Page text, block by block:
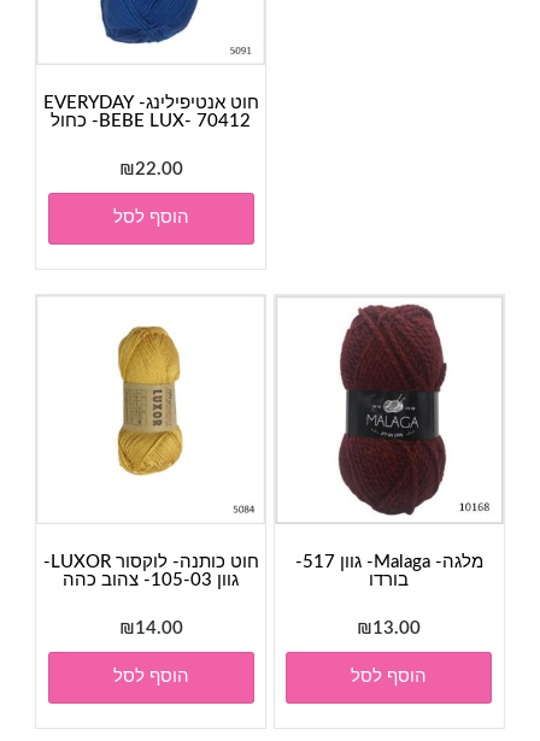
חוט אנטיפילינג- EVERYDAY
BEBE LUX- 70412- כחול
₪22.00
הוסף לסל
חוט כותנה- לוקסור LUXOR-
גוון 105-03- צהוב כהה
₪14.00
הוסף לסל
מלגה- Malaga- גוון 517-
בורדו
₪13.00
הוסף לסל